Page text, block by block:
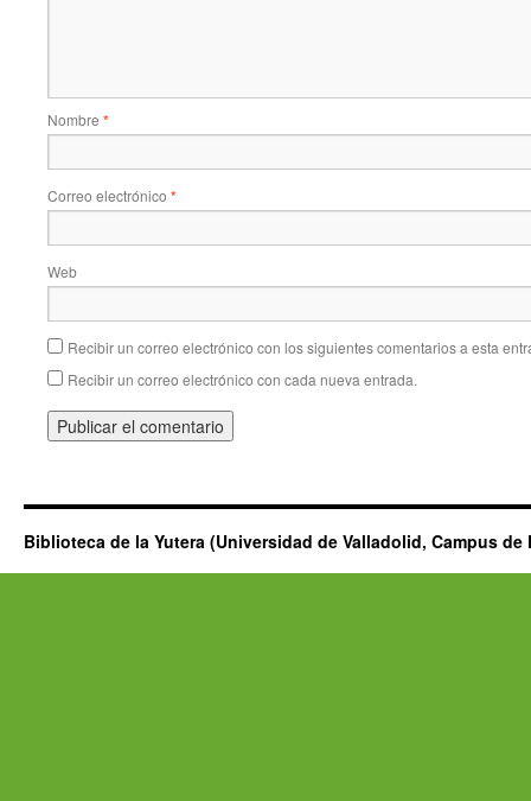
Nombre *
Correo electrónico *
Web
Recibir un correo electrónico con los siguientes comentarios a esta
Recibir un correo electrónico con cada nueva entrada.
Biblioteca de la Yutera (Universidad de Valladolid, Campus de